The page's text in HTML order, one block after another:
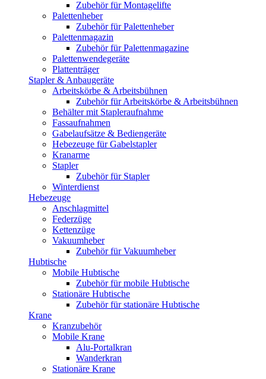
Zubehör für Montagelifte
Palettenheber
Zubehör für Palettenheber
Palettenmagazin
Zubehör für Palettenmagazine
Palettenwendegeräte
Plattenträger
Stapler & Anbaugeräte
Arbeitskörbe & Arbeitsbühnen
Zubehör für Arbeitskörbe & Arbeitsbühnen
Behälter mit Stapleraufnahme
Fassaufnahmen
Gabelaufsätze & Bediengeräte
Hebezeuge für Gabelstapler
Kranarme
Stapler
Zubehör für Stapler
Winterdienst
Hebezeuge
Anschlagmittel
Federzüge
Kettenzüge
Vakuumheber
Zubehör für Vakuumheber
Hubtische
Mobile Hubtische
Zubehör für mobile Hubtische
Stationäre Hubtische
Zubehör für stationäre Hubtische
Krane
Kranzubehör
Mobile Krane
Alu-Portalkran
Wanderkran
Stationäre Krane